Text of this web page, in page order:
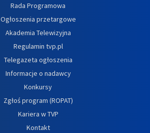
Rada Programowa
Ogłoszenia przetargowe
Akademia Telewizyjna
Regulamin tvp.pl
Telegazeta ogłoszenia
Informacje o nadawcy
Konkursy
Zgłoś program (ROPAT)
Kariera w TVP
Kontakt